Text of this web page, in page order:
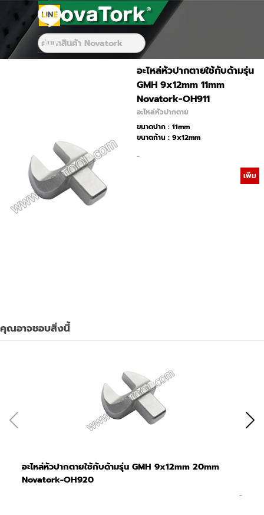
Go to content
Skip menu
Skip menu
อะไหล่หัวปากตายใช้กับด้ามรุ่น
GMH 9x12mm 11mm
Novatork-OH911
อะไหล่หัวปากตาย
ขนาดปาก : 11mm
ขนาดก้าน : 9x12mm
-
เพิ่ม
คุณอาจชอบสิ่งนี้
อะไหล่หัวปากตายใช้กับด้ามรุ่น GMH 9x12mm 20mm
Novatork-OH920
-